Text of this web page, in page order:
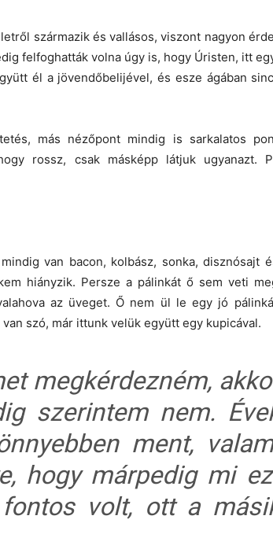
származik és vallásos, viszont nagyon
felfoghatták volna úgy is, hogy Úristen, itt
él a jövendőbelijével, és esze ágában
más nézőpont mindig is sarkalatos
rossz, csak másképp látjuk ugyanazt.
van bacon, kolbász, sonka, disznósajt
hiányzik. Persze a pálinkát ő sem veti
az üveget. Ő nem ül le egy jó
szó, már ittunk velük együtt egy kupicával.
megkérdezném,
szerintem nem.
ment,
hogy márpedig mi
volt, ott a